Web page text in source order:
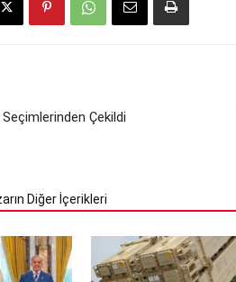
Çekildi
Diğer İçerikleri